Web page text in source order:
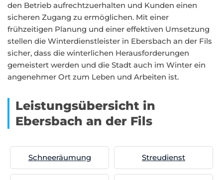
den Betrieb aufrechtzuerhalten und Kunden einen
sicheren Zugang zu ermöglichen. Mit einer
frühzeitigen Planung und einer effektiven Umsetzung
stellen die Winterdienstleister in Ebersbach an der Fils
sicher, dass die winterlichen Herausforderungen
gemeistert werden und die Stadt auch im Winter ein
angenehmer Ort zum Leben und Arbeiten ist.
Leistungsübersicht in
Ebersbach an der Fils
Schneeräumung Streudienst